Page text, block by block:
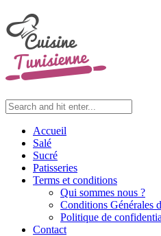
Accueil
Salé
Sucré
Patisseries
Terms et conditions
Qui sommes nous ?
Conditions Générales
Politique de
Contact